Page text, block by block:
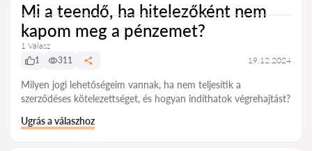
Mi a teendő, ha hitelezőként nem
kapom meg a pénzemet?
1 Válasz
1
311 19.12.2024
Milyen jogi lehetőségeim vannak, ha nem teljesítik a
szerződéses kötelezettséget, és hogyan indíthatok végrehajtást?
Ugrás a válaszhoz